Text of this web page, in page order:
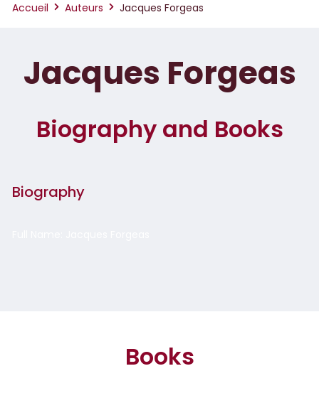
Accueil Auteurs Jacques Forgeas
Jacques Forgeas
Biography and Books
Biography
Books